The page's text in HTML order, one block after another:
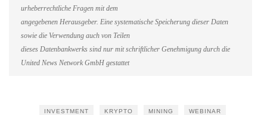
urheberrechtliche Fragen mit dem
angegebenen Herausgeber. Eine systematische Speicherung dieser Daten
sowie die Verwendung auch von Teilen
dieses Datenbankwerks sind nur mit schriftlicher Genehmigung durch die
United News Network GmbH gestattet
INVESTMENT KRYPTO MINING WEBINAR